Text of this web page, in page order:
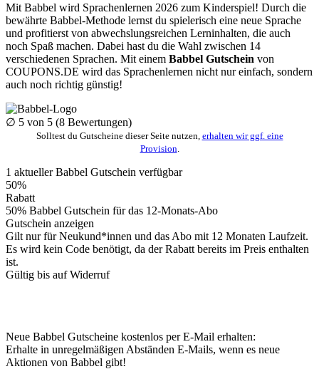
Mit Babbel wird Sprachenlernen 2026 zum Kinderspiel! Durch die
bewährte Babbel-Methode lernst du spielerisch eine neue Sprache
und profitierst von abwechslungsreichen Lerninhalten, die auch
noch Spaß machen. Dabei hast du die Wahl zwischen 14
verschiedenen Sprachen. Mit einem Babbel Gutschein von
COUPONS.DE wird das Sprachenlernen nicht nur einfach, sondern
auch noch richtig günstig!
∅ 5 von 5 (8 Bewertungen)
Solltest du Gutscheine dieser Seite nutzen, erhalten wir ggf. eine
Provision
1 aktueller Babbel Gutschein verfügbar
50%
Rabatt
50% Babbel Gutschein für das 12-Monats-Abo
Gutschein anzeigen
Gilt nur für Neukund*innen und das Abo mit 12 Monaten Laufzeit.
Es wird kein Code benötigt, da der Rabatt bereits im Preis enthalten
ist.
Gültig bis auf Widerruf
Neue Babbel Gutscheine kostenlos per E-Mail erhalten:
Erhalte in unregelmäßigen Abständen E-Mails, wenn es neue
Aktionen von Babbel gibt!